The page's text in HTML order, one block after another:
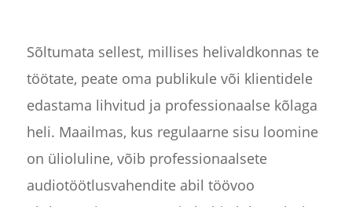
Sõltumata sellest, millises helivaldkonnas te
töötate, peate oma publikule või klientidele
edastama lihvitud ja professionaalse kõlaga
heli. Maailmas, kus regulaarne sisu loomine
on ülioluline, võib professionaalsete
audiotöötlusvahendite abil töövoo